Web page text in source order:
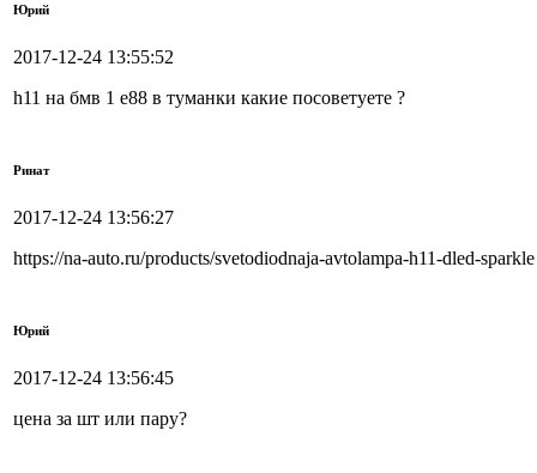
Юрий
2017-12-24 13:55:52
h11 на бмв 1 е88 в туманки какие посоветуете ?
Ринат
2017-12-24 13:56:27
https://na-auto.ru/products/svetodiodnaja-avtolampa-h11-dled-sparkle
Юрий
2017-12-24 13:56:45
цена за шт или пару?